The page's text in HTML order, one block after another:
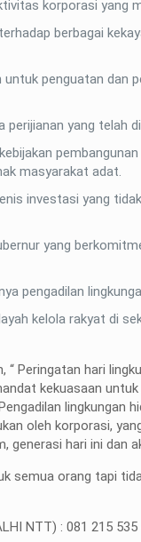
korporasi yang
berbagai
penguatan dan
yang telah
masyarakat adat.
investasi yang
yang
pengadilan
kelola rakyat di
Peringatan hari
kekuasaan
lingkungan
oleh korporasi,
generasi hari ini dan
semua orang tapi
NTT) : 081 215 535